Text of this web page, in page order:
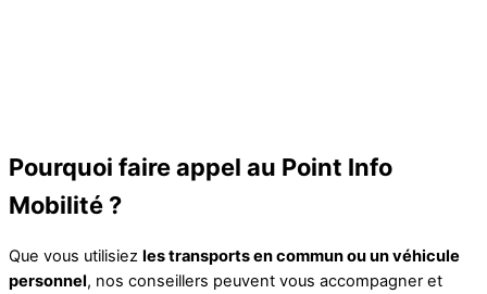
Pourquoi faire appel au Point Info
Mobilité ?
Que vous utilisiez les transports en commun ou un véhicule
personnel, nos conseillers peuvent vous accompagner et